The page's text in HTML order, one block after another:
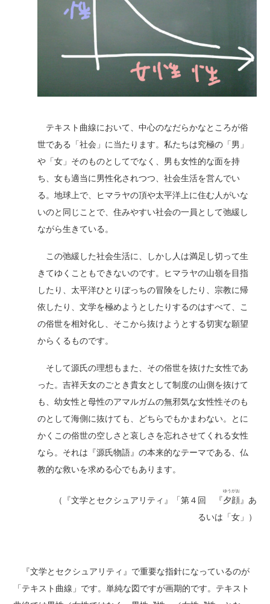
テキスト曲線において、中心のなだらかなところが俗
世である「社会」に当たります。私たちは究極の「男」
や「女」そのものとしてでなく、男も女性的な面を持
ち、女も適当に男性化されつつ、社会生活を営んでい
る。地球上で、ヒマラヤの頂や太平洋上に住む人がいな
いのと同じことで、住みやすい社会の一員として弛緩し
ながら生きている。
この弛緩した社会生活に、しかし人は満足し切って生
きてゆくこともできないのです。ヒマラヤの山嶺を目指
したり、太平洋ひとりぼっちの冒険をしたり、宗教に帰
依したり、文学を極めようとしたりするのはすべて、こ
の俗世を相対化し、そこから抜けようとする切実な願望
からくるものです。
そして源氏の理想もまた、その俗世を抜けた女性であ
った。吉祥天女のごとき貴女として制度の山側を抜けて
も、幼女性と母性のアマルガムの無邪気な女性性そのも
のとして海側に抜けても、どちらでもかまわない。とに
かくこの俗世の空しさと哀しさを忘れさせてくれる女性
なら。それは『源氏物語』の本来的なテーマである、仏
教的な救いを求める心でもあります。
（『文学とセクシュアリティ』「第４回 『夕顔
ゆうがお
』あ
るいは「女」）
『文学とセクシュアリティ』で重要な指針になっているのが
「テキスト曲線」です。単純な図ですが画期的です。テキスト